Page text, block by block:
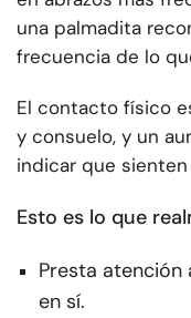
una palmadita
frecuencia de lo
El contacto físico
y consuelo, y un
indicar que
Esto es lo que
Presta
en sí.